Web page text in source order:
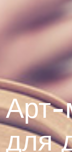
Арт-
для